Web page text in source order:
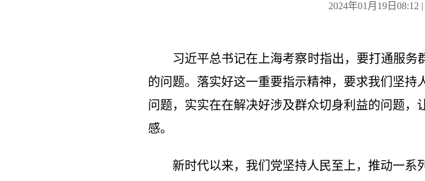
2024年01月19日08:12 |
习近平总书记在上海考察时指出，要打通服务
的问题。落实好这一重要指示精神，要求我们坚
问题，实实在在解决好涉及群众切身利益的问题
感。
新时代以来，我们党坚持人民至上，推动一